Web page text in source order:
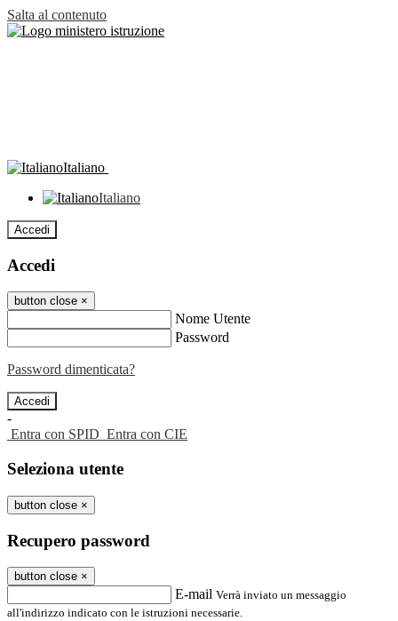
Salta al contenuto
Italiano
Italiano
Accedi
Accedi
button close ×
Nome Utente
Password
Password dimenticata?
-
Entra con SPID Entra con CIE
Seleziona utente
button close ×
Recupero password
button close ×
E-mail Verrà inviato un messaggio
all'indirizzo indicato con le istruzioni necessarie.